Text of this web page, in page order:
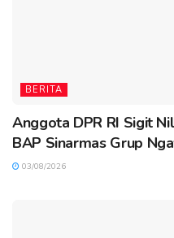
BERITA
Anggota DPR RI Sigit
BAP Sinarmas Grup
03/08/2026